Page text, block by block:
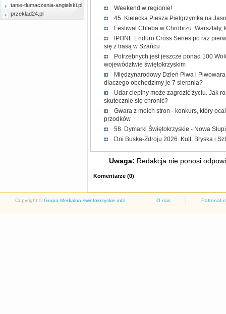
tanie-tlumaczenia-angielski.pl
przeklad24.pl
Weekend w regionie!
45. Kielecka Piesza Pielgrzymka na
Festiwal Chleba w Chrobrzu.
IPONE Enduro Cross Series po raz
się z trasą w Szańcu
Potrzebnych jest jeszcze ponad 100
województwie świętokrzyskim
Międzynarodowy Dzień Piwa i
dlaczego obchodzimy je 7 sierpnia?
Udar cieplny może zagrozić życiu. Jak
skutecznie się chronić?
Gwara z moich stron - konkurs, który
przodków
58. Dymarki Świętokrzyskie - Nowa
Dni Buska-Zdroju 2026. Kult, Bryska i
Uwaga: Redakcja nie ponosi
Komentarze (0)
Copyright © Grupa Medialna swietokrzyskie.info O nas Patronat